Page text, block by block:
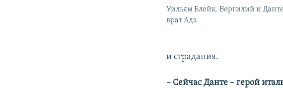
Уильям Блейк. Вергилий и
врат Ада
и страдания.
– Сейчас Данте – герой